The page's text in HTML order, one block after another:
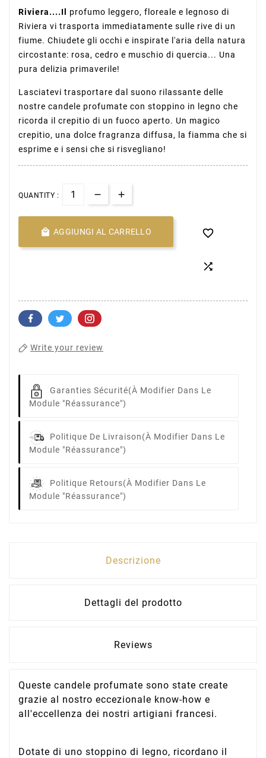
Riviera....Il
profumo leggero, floreale e legnoso di
Riviera vi trasporta immediatamente sulle rive di un
fiume. Chiudete gli occhi e inspirate l'aria della natura
circostante: rosa, cedro e muschio di quercia... Una
pura delizia primaverile!
Lasciatevi trasportare dal suono rilassante delle
nostre candele profumate con stoppino in legno che
ricorda il crepitio di un fuoco aperto. Un magico
crepitio, una dolce fragranza diffusa, la fiamma che si
esprime e i sensi che si risvegliano!
QUANTITY :
 AGGIUNGI AL CARRELLO 

Write your review
Garanties Sécurité(à Modifier Dans Le
Module "Réassurance")
Politique De Livraison(à Modifier Dans Le
Module "Réassurance")
Politique Retours(à Modifier Dans Le
Module "Réassurance")
Descrizione
Dettagli del prodotto
Reviews
Queste candele profumate sono state create
grazie al nostro eccezionale know-how e
all'eccellenza dei nostri artigiani francesi.
Dotate di uno stoppino di legno, ricordano il